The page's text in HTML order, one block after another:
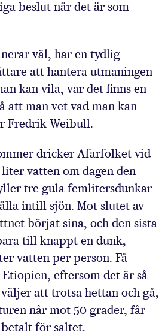
beslut när det är som
väl, har en tydlig
att hantera utmaningen
kan vila, var det finns en
att man vet vad man kan
Fredrik Weibull.
dricker Afarfolket vid
vatten om dagen den
tre gula femlitersdunkar
intill sjön. Mot slutet av
börjat sina, och den sista
till knappt en dunk,
vatten per person. Få
eftersom det är så
att trotsa hettan och gå,
når mot 50 grader, får
för saltet.